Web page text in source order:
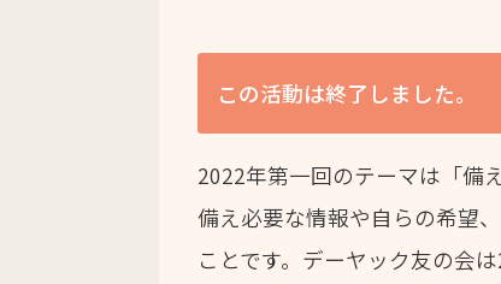
この活動は終了しました。
2022年第一回のテーマは「備
備え必要な情報や自らの希望
ことです。デーヤック友の会